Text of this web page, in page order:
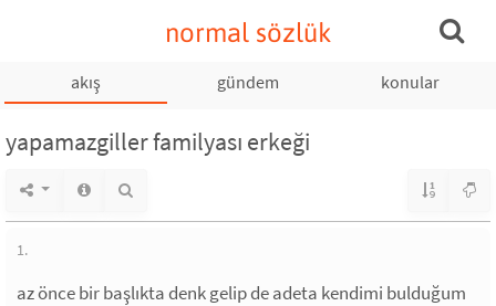
normal sözlük
akış gündem konular
yapamazgiller familyası erkeği
1.
az önce bir başlıkta denk gelip de adeta kendimi bulduğum